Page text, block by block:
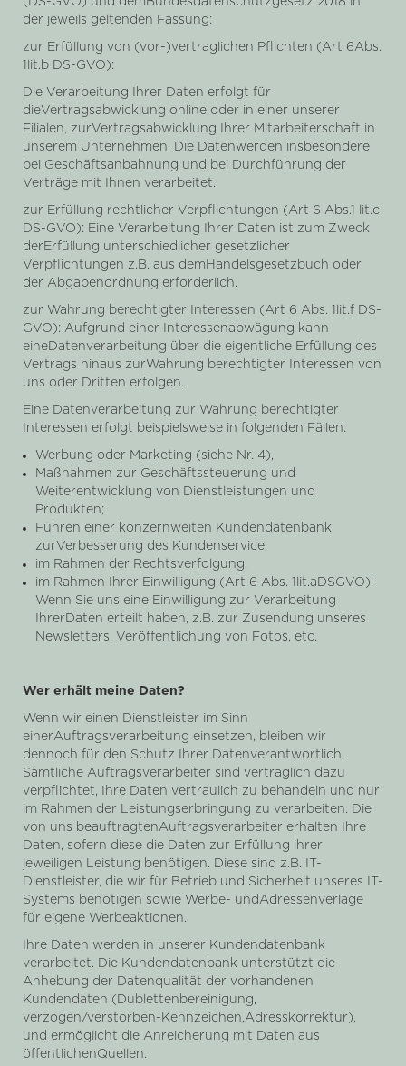
der jeweils geltenden Fassung:
zur Erfüllung von (vor-)vertraglichen Pflichten (Art 6Abs.
1lit.b DS-GVO):
Die Verarbeitung Ihrer Daten erfolgt für
dieVertragsabwicklung online oder in einer unserer
Filialen, zurVertragsabwicklung Ihrer Mitarbeiterschaft in
unserem Unternehmen. Die Datenwerden insbesondere
bei Geschäftsanbahnung und bei Durchführung der
Verträge mit Ihnen verarbeitet.
zur Erfüllung rechtlicher Verpflichtungen (Art 6 Abs.1 lit.c
DS-GVO): Eine Verarbeitung Ihrer Daten ist zum Zweck
derErfüllung unterschiedlicher gesetzlicher
Verpflichtungen z.B. aus demHandelsgesetzbuch oder
der Abgabenordnung erforderlich.
zur Wahrung berechtigter Interessen (Art 6 Abs. 1lit.f DS-
GVO): Aufgrund einer Interessenabwägung kann
eineDatenverarbeitung über die eigentliche Erfüllung des
Vertrags hinaus zurWahrung berechtigter Interessen von
uns oder Dritten erfolgen.
Eine Datenverarbeitung zur Wahrung berechtigter
Interessen erfolgt beispielsweise in folgenden Fällen:
Werbung oder Marketing (siehe Nr. 4),
Maßnahmen zur Geschäftssteuerung und
Weiterentwicklung von Dienstleistungen und
Produkten;
Führen einer konzernweiten Kundendatenbank
zurVerbesserung des Kundenservice
im Rahmen der Rechtsverfolgung.
im Rahmen Ihrer Einwilligung (Art 6 Abs. 1lit.aDSGVO):
Wenn Sie uns eine Einwilligung zur Verarbeitung
IhrerDaten erteilt haben, z.B. zur Zusendung unseres
Newsletters, Veröffentlichung von Fotos, etc.
Wer erhält meine Daten?
Wenn wir einen Dienstleister im Sinn
einerAuftragsverarbeitung einsetzen, bleiben wir
dennoch für den Schutz Ihrer Datenverantwortlich.
Sämtliche Auftragsverarbeiter sind vertraglich dazu
verpflichtet, Ihre Daten vertraulich zu behandeln und nur
im Rahmen der Leistungserbringung zu verarbeiten. Die
von uns beauftragtenAuftragsverarbeiter erhalten Ihre
Daten, sofern diese die Daten zur Erfüllung ihrer
jeweiligen Leistung benötigen. Diese sind z.B. IT-
Dienstleister, die wir für Betrieb und Sicherheit unseres IT-
Systems benötigen sowie Werbe- undAdressenverlage
für eigene Werbeaktionen.
Ihre Daten werden in unserer Kundendatenbank
verarbeitet. Die Kundendatenbank unterstützt die
Anhebung der Datenqualität der vorhandenen
Kundendaten (Dublettenbereinigung,
verzogen/verstorben-Kennzeichen,Adresskorrektur),
und ermöglicht die Anreicherung mit Daten aus
öffentlichenQuellen.